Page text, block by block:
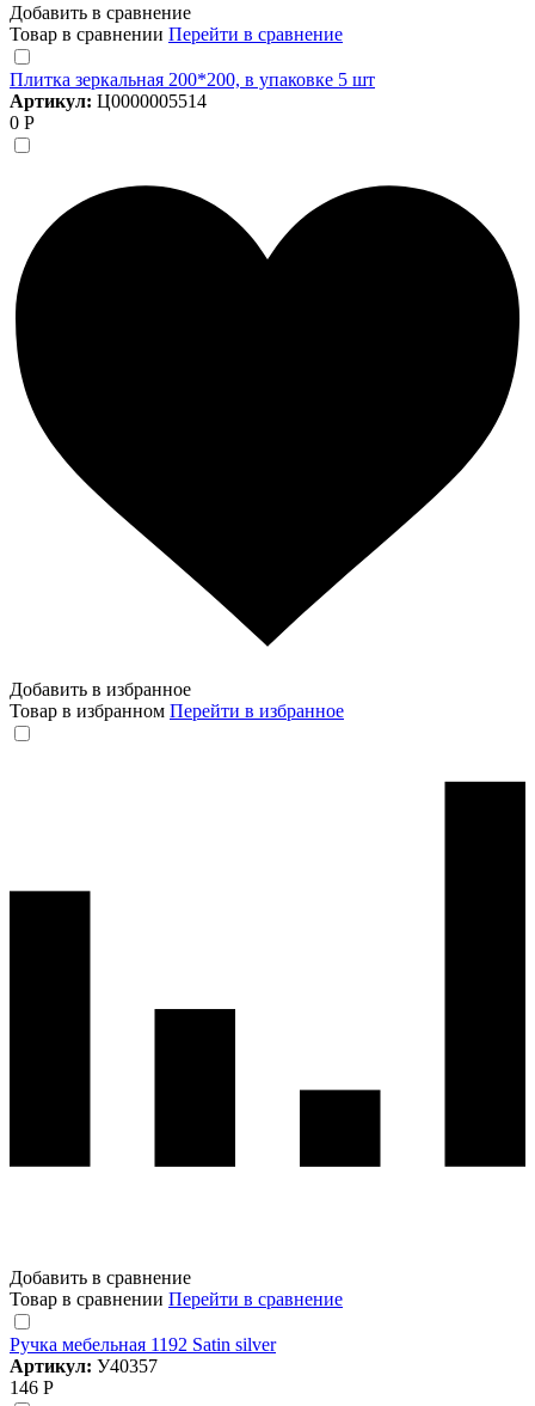
Добавить в сравнение
Товар в сравнении Перейти в сравнение
Плитка зеркальная 200*200, в упаковке 5 шт
Артикул: Ц0000005514
0 Р
Добавить в избранное
Товар в избранном Перейти в избранное
Добавить в сравнение
Товар в сравнении Перейти в сравнение
Ручка мебельная 1192 Satin silver
Артикул: У40357
146 Р